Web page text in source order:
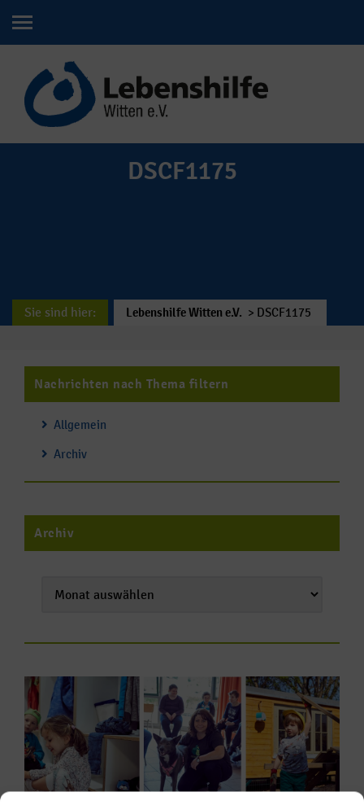
DSCF1175
Sie sind hier: Lebenshilfe Witten e.V. > DSCF1175
Nachrichten nach Thema filtern
Allgemein
Archiv
Archiv